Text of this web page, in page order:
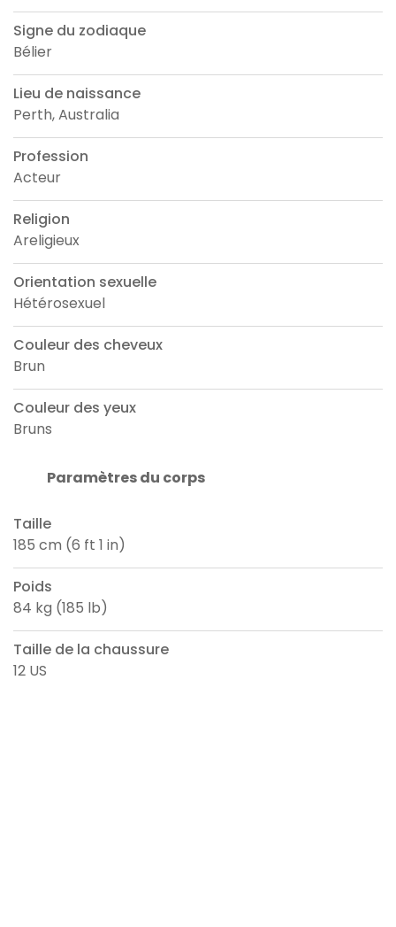
Signe du zodiaque
Bélier
Lieu de naissance
Perth, Australia
Profession
Acteur
Religion
Areligieux
Orientation sexuelle
Hétérosexuel
Couleur des cheveux
Brun
Couleur des yeux
Bruns
Paramètres du corps
Taille
185 cm (6 ft 1 in)
Poids
84 kg (185 lb)
Taille de la chaussure
12 US